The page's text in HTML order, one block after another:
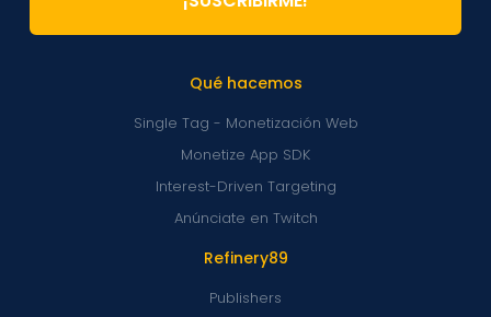
Refinery89
Publishers
Qué hacemos
Single Tag - Monetización Web
Monetize App SDK
Interest-Driven Targeting
Anúnciate en Twitch